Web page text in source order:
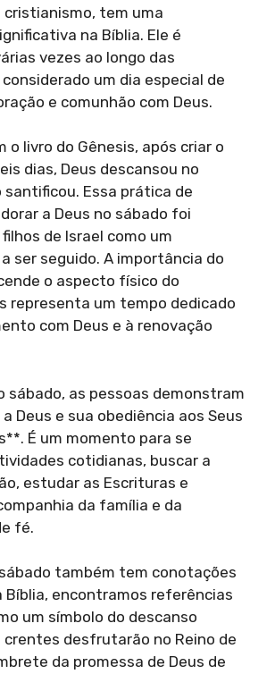
cristianismo, tem uma
na Bíblia. Ele é
vezes ao longo das
um dia especial de
e comunhão com Deus.
o livro do Gênesis, após criar o
dias, Deus descansou no
santificou. Essa prática de
a Deus no sábado foi
de Israel como um
ser seguido. A importância do
o aspecto físico do
representa um tempo dedicado
com Deus e à renovação
sábado, as pessoas demonstram
Deus e sua obediência aos Seus
É um momento para se
cotidianas, buscar a
estudar as Escrituras e
da família e da
fé.
também tem conotações
Bíblia, encontramos referências
um símbolo do descanso
crentes desfrutarão no Reino de
da promessa de Deus de